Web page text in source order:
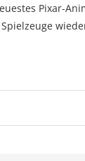
Pixar-